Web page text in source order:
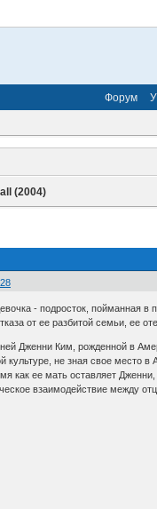
Форум
(2004)
- подросток, пойманная в
от ее разбитой семьи, ее
Дженни Ким, рожденной в
культуре, не зная свое
как ее мать оставляет
взаимодействие между